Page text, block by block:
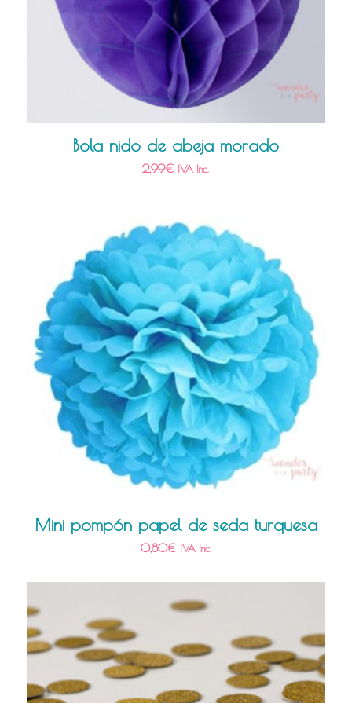
Bola nido de abeja morado
2,99€ IVA Inc.
Mini pompón papel de seda turquesa
0,80€ IVA Inc.